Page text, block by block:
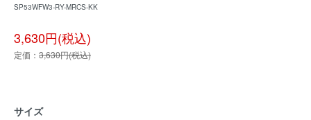
SP53WFW3-RY-MRCS-KK
3,630円(税込)
定価： 3,630円(税込)
サイズ